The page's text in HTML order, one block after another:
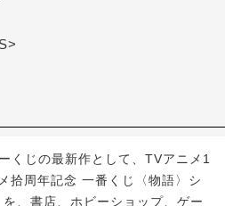
くじの最新作として、TVアニメ1
拾周年記念 一番くじ〈物語〉シ
、書店、ホビーショップ、ゲー